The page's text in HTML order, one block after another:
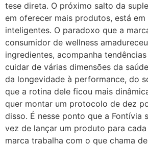
tese direta. O próximo salto da
em oferecer mais produtos, está
inteligentes. O paradoxo que a
consumidor de wellness
ingredientes, acompanha
cuidar de várias dimensões da
da longevidade à performance, do
que a rotina dele ficou mais
quer montar um protocolo de dez
disso. É nesse ponto que a Fontívia
vez de lançar um produto para cada
marca trabalha com o que chama